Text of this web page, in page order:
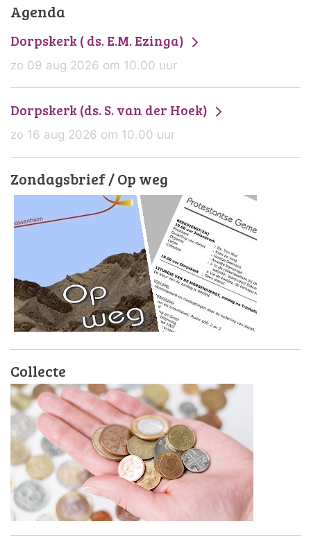
Agenda
Dorpskerk ( ds. E.M. Ezinga)
zo 09 aug 2026 om 10.00 uur
Dorpskerk (ds. S. van der Hoek)
zo 16 aug 2026 om 10.00 uur
Zondagsbrief / Op weg
Collecte